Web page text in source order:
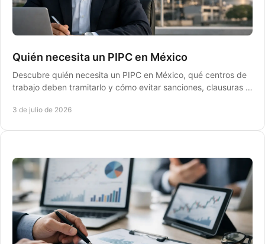
Quién necesita un PIPC en México
Descubre quién necesita un PIPC en México, qué centros de
trabajo deben tramitarlo y cómo evitar sanciones, clausuras y
3 de julio de 2026